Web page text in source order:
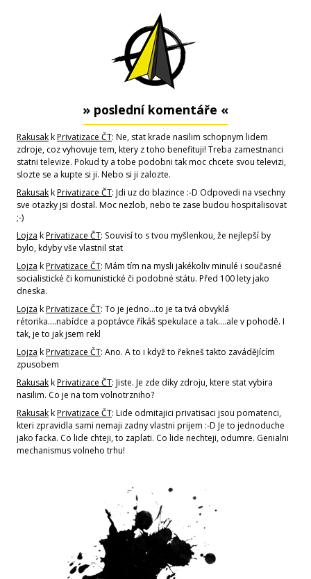
» poslední komentáře «
RakusakkPrivatizace ČT: Ne, stat krade nasilim schopnym lidem
zdroje, coz vyhovuje tem, ktery z toho benefituji! Treba zamestnanci
statni televize. Pokud ty a tobe podobni tak moc chcete svou televizi,
slozte se a kupte si ji. Nebo si ji zalozte.
RakusakkPrivatizace ČT: Jdi uz do blazince :-D Odpovedi na vsechny
sve otazky jsi dostal. Moc nezlob, nebo te zase budou hospitalisovat
;-)
Lojza kPrivatizace ČT: Souvisí to s tvou myšlenkou, že nejlepší by
bylo, kdyby vše vlastnil stat
Lojza kPrivatizace ČT: Mám tím na mysli jakékoliv minulé i současné
socialistické či komunistické či podobné státu. Před 100 lety jako
dneska.
Lojza kPrivatizace ČT: To je jedno...to je ta tvá obvyklá
rétorika....nabídce a poptávce říkáš spekulace a tak....ale v pohodě. I
tak, je to jak jsem rekl
Lojza kPrivatizace ČT: Ano. A to i když to řekneš takto zavádějícím
zpusobem
RakusakkPrivatizace ČT: Jiste. Je zde diky zdroju, ktere stat vybira
nasilim. Co je na tom volnotrzniho?
RakusakkPrivatizace ČT: Lide odmitajici privatisaci jsou pomatenci,
kteri zpravidla sami nemaji zadny vlastni prijem :-D Je to jednoduche
jako facka. Co lide chteji, to zaplati. Co lide nechteji, odumre. Genialni
mechanismus volneho trhu!